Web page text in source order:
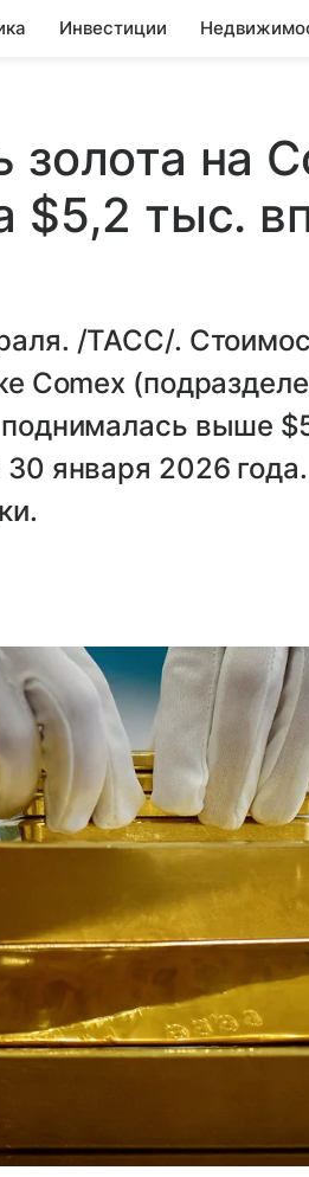
Инвестиции
золота на
$5,2 тыс.
/ТАСС/.
Comex
выше
января 2026